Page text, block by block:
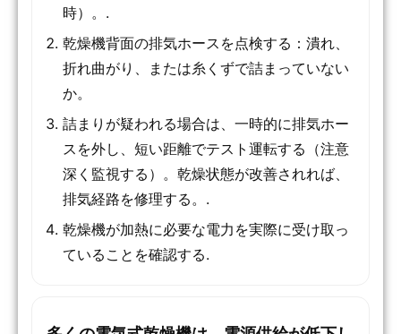
時）。.
乾燥機背面の排気ホースを点検する：潰れ、
折れ曲がり、または糸くずで詰まっていない
か。
詰まりが疑われる場合は、一時的に排気ホー
スを外し、短い距離でテスト運転する（注意
深く監視する）。乾燥状態が改善されれば、
排気経路を修理する。.
乾燥機が加熱に必要な電力を実際に受け取っ
ていることを確認する.